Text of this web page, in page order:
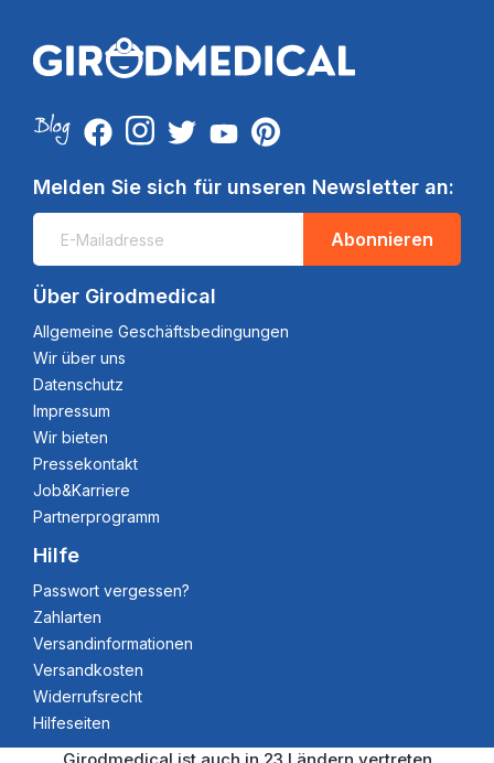
Melden Sie sich für unseren Newsletter an:
Abonnieren
Über Girodmedical
Allgemeine Geschäftsbedingungen
Wir über uns
Datenschutz
Impressum
Wir bieten
Pressekontakt
Job&Karriere
Partnerprogramm
Hilfe
Passwort vergessen?
Zahlarten
Versandinformationen
Versandkosten
Widerrufsrecht
Hilfeseiten